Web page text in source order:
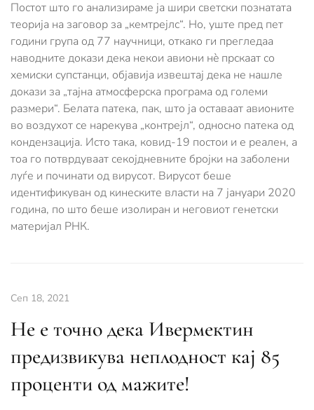
Постот што го анализираме ја шири светски познатата
теорија на заговор за „кемтрејлс“. Но, уште пред пет
години група од 77 научници, откако ги прегледаа
наводните докази дека некои авиони нè прскаат со
хемиски супстанци, објавија извештај дека не нашле
докази за „тајна атмосферска програма од големи
размери“. Белата патека, пак, што ја оставаат авионите
во воздухот се нарекува „контрејл“, односно патека од
кондензација. Исто така, ковид-19 постои и е реален, а
тоа го потврдуваат секојдневните бројки на заболени
луѓе и починати од вирусот. Вирусот беше
идентификуван од кинеските власти на 7 јануари 2020
година, по што беше изолиран и неговиот генетски
материјал РНК.
Сеп 18, 2021
Не е точно дека Ивермектин
предизвикува неплодност кај 85
проценти од мажите!